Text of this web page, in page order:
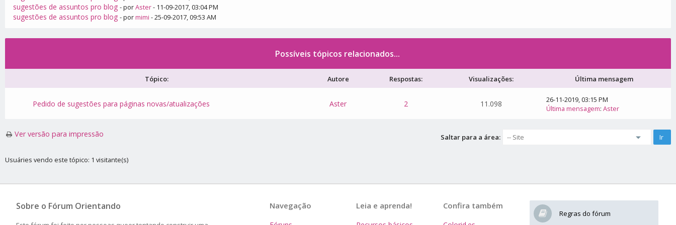
sugestões de assuntos pro blog - porAster- 11-09-2017, 03:04 PM
sugestões de assuntos pro blog - pormimi - 25-09-2017, 09:53 AM
Possíveis tópicos relacionados...
Tópico: Autore Respostas: Visualizações: Última mensagem
Pedido de sugestões para páginas novas/atualizações Aster 2 11.098
26-11-2019, 03:15 PM
Última mensagem:Aster
Ver versão para impressão Saltar para a área:
Usuáries vendo este tópico: 1 visitante(s)
Sobre o Fórum Orientando
Regras do fórum
Confira também
Leia e aprenda!
Navegação